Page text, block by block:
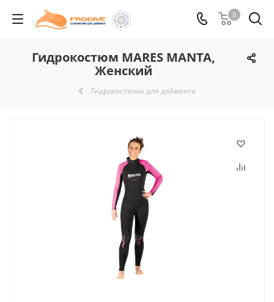
0
Гидрокостюм MARES MANTA,
Женский
Гидрокостюмы для дайвинга